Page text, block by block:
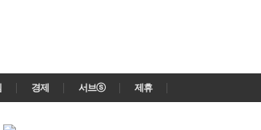
경제 서브ⓢ 제휴